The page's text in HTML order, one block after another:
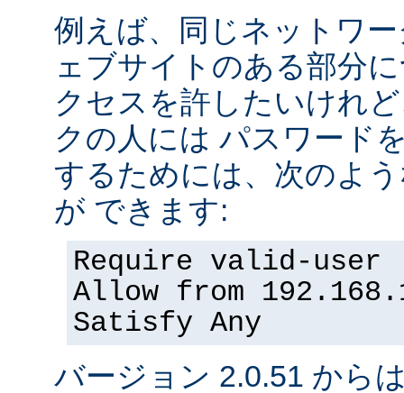
例えば、同じネットワ
ェブサイトのある部分
クセスを許したいけれ
クの人には パスワード
するためには、次のよ
が できます:
Require valid-user
Allow from
Satisfy Any
バージョン 2.0.51 から